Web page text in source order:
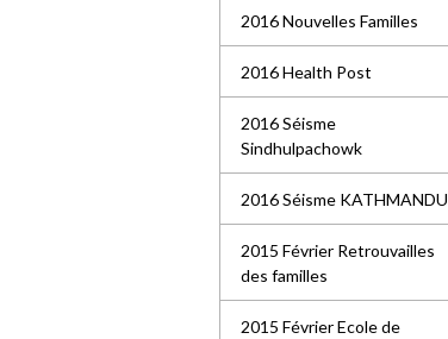
2016 Nouvelles Familles
2016 Health Post
2016 Séisme
Sindhulpachowk
2016 Séisme KATHMANDU
2015 Février Retrouvailles
des familles
2015 Février Ecole de